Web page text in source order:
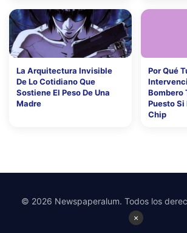
La Arquitectura Invisible
De Lo Cotidiano Que
Sostiene El Peso De Una
Madre
Por Qué
Bombero
Puesto Si
Chip
×
© 2026 Newspaperalum. Todos los